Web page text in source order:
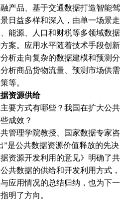
产品、基于交通数据打造智能驾
日益多样和深入，由单一场景走
能源、人口和财税等多领域数据
案。应用水平随着技术手段创新
析走向复杂的数据建模和预测分
析商品货物流量、预测市场供需
等。
资源供给
方式有哪些？我国在扩大公共
成效？
理学院教授、国家数据专家咨
”是公共数据资源价值释放的先决
资源开发利用的意见》明确了共
共数据的供给和开发利用方式，
应用情况的总结归纳，也为下一
明了方向。